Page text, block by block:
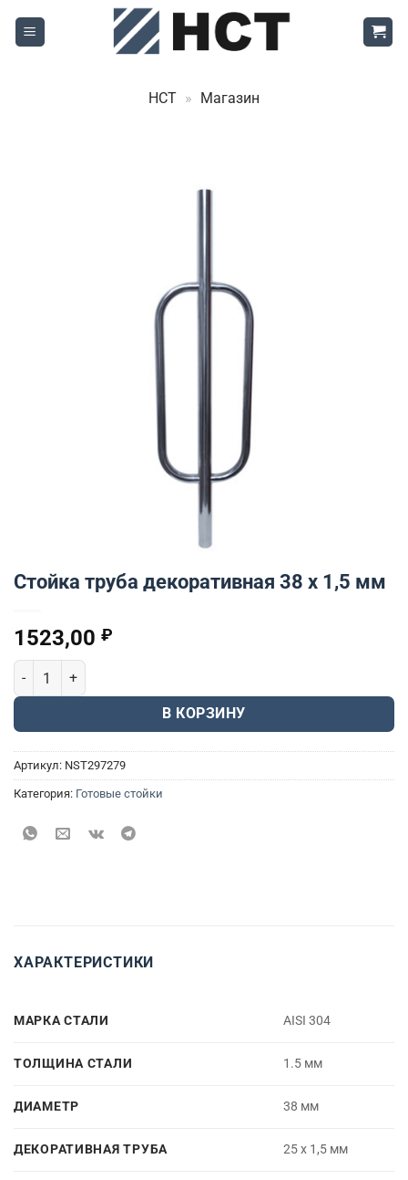
НСТ » Магазин
Стойка труба декоративная 38 x 1,5 мм
1523,00 ₽
Количество товара Стойка труба декоративная 38 x 1,5 мм
В КОРЗИНУ
Артикул: NST297279
Категория: Готовые стойки
ХАРАКТЕРИСТИКИ
МАРКА СТАЛИ AISI 304
ТОЛЩИНА СТАЛИ 1.5 мм
ДИАМЕТР 38 мм
ДЕКОРАТИВНАЯ ТРУБА 25 x 1,5 мм